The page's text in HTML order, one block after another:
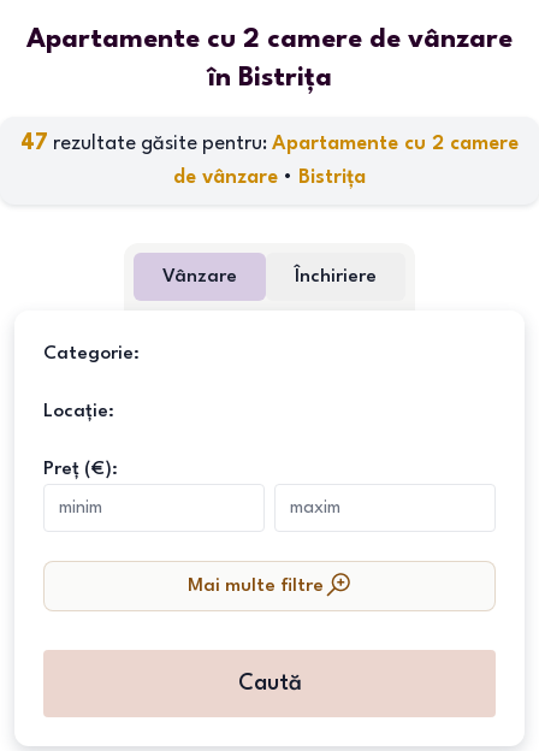
Apartamente cu 2 camere de vânzare
în Bistrița
47 rezultate găsite pentru: Apartamente cu 2 camere
de vânzare • Bistrița
Vânzare Închiriere
Categorie:
Locație:
Preț (€):
Mai multe filtre
Caută